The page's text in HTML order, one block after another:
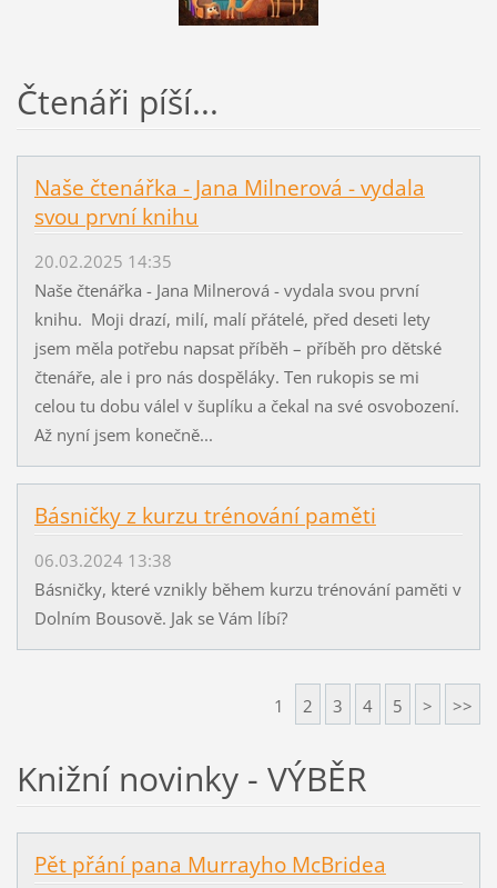
Čtenáři píší...
Naše čtenářka - Jana Milnerová - vydala
svou první knihu
20.02.2025 14:35
Naše čtenářka - Jana Milnerová - vydala svou první
knihu. Moji drazí, milí, malí přátelé, před deseti lety
jsem měla potřebu napsat příběh – příběh pro dětské
čtenáře, ale i pro nás dospěláky. Ten rukopis se mi
celou tu dobu válel v šuplíku a čekal na své osvobození.
Až nyní jsem konečně...
Básničky z kurzu trénování paměti
06.03.2024 13:38
Básničky, které vznikly během kurzu trénování paměti v
Dolním Bousově. Jak se Vám líbí?
1 2 3 4 5 > >>
Knižní novinky - VÝBĚR
Pět přání pana Murrayho McBridea